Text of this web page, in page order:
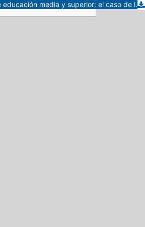
La articulación entre educación media y superior: el caso de la Universidad de la República en el noreste de Uruguay